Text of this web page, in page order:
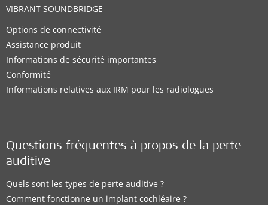
VIBRANT SOUNDBRIDGE
Options de connectivité
Assistance produit
Informations de sécurité importantes
Conformité
Informations relatives aux IRM pour les radiologues
Questions fréquentes à propos de la perte
auditive
Quels sont les types de perte auditive ?
Comment fonctionne un implant cochléaire ?